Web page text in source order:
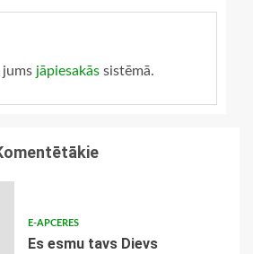
jums jāpiesakās sistēmā.
E-APCERES
Es esmu tavs Dievs